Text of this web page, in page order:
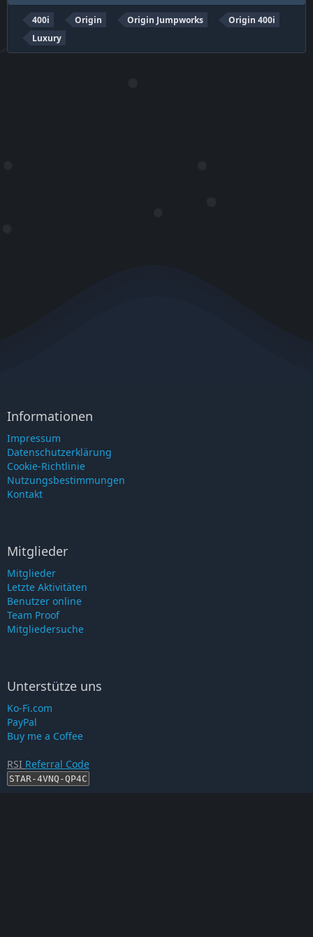
400i Origin Origin Jumpworks
Origin 400i
Luxury
Informationen
Impressum
Datenschutzerklärung
Cookie-Richtlinie
Nutzungsbestimmungen
Kontakt
Mitglieder
Mitglieder
Letzte Aktivitäten
Benutzer online
Team Proof
Mitgliedersuche
Unterstütze uns
Ko-Fi.com
PayPal
Buy me a Coffee
RSI Referral Code
STAR-4VNQ-QP4C